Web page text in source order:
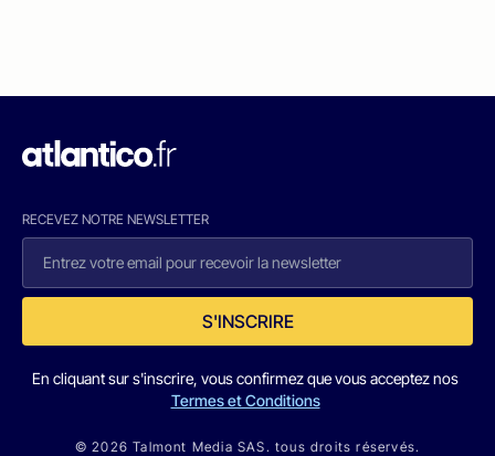
RECEVEZ NOTRE NEWSLETTER
S'INSCRIRE
En cliquant sur s'inscrire, vous confirmez que vous acceptez nos
Termes et Conditions
© 2026 Talmont Media SAS. tous droits réservés.